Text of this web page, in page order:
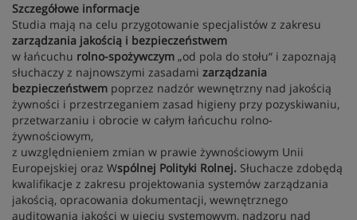
Szczegółowe informacje
Studia mają na celu przygotowanie specjalistów z zakresu
zarządzania jakością i bezpieczeństwem
w łańcuchu rolno-spożywczym „od pola do stołu“ i zapoznają
słuchaczy z najnowszymi zasadami zarządzania
bezpieczeństwem poprzez nadzór wewnętrzny nad jakością
żywności i przestrzeganiem zasad higieny przy pozyskiwaniu,
przetwarzaniu i obrocie w całym łańcuchu rolno-
żywnościowym,
z uwzględnieniem zmian w prawie żywnościowym Unii
Europejskiej oraz Wspólnej Polityki Rolnej. Słuchacze zdobędą
kwalifikacje z zakresu projektowania systemów zarządzania
jakością, opracowania dokumentacji, wewnętrznego
auditowania jakości w ujęciu systemowym, nadzoru nad